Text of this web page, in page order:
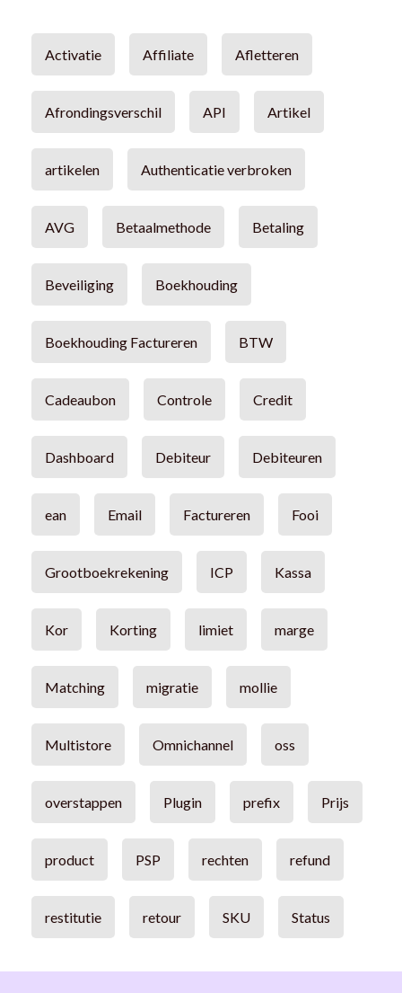
Activatie Affiliate Afletteren
Afrondingsverschil API Artikel
artikelen Authenticatie verbroken
AVG Betaalmethode Betaling
Beveiliging Boekhouding
Boekhouding Factureren BTW
Cadeaubon Controle Credit
Dashboard Debiteur Debiteuren
ean Email Factureren Fooi
Grootboekrekening ICP Kassa
Kor Korting limiet marge
Matching migratie mollie
Multistore Omnichannel oss
overstappen Plugin prefix Prijs
product PSP rechten refund
restitutie retour SKU Status